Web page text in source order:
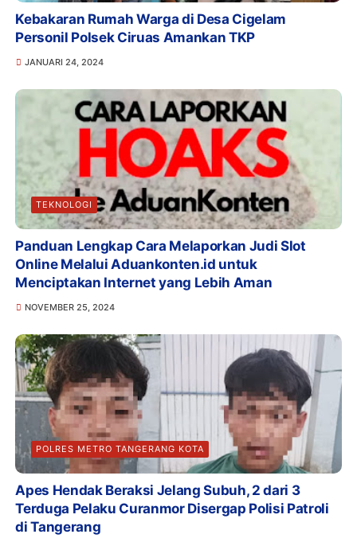
Kebakaran Rumah Warga di Desa Cigelam
Personil Polsek Ciruas Amankan TKP
JANUARI 24, 2024
TEKNOLOGI
Panduan Lengkap Cara Melaporkan Judi Slot
Online Melalui Aduankonten.id untuk
Menciptakan Internet yang Lebih Aman
NOVEMBER 25, 2024
POLRES METRO TANGERANG KOTA
Apes Hendak Beraksi Jelang Subuh, 2 dari 3
Terduga Pelaku Curanmor Disergap Polisi Patroli
di Tangerang